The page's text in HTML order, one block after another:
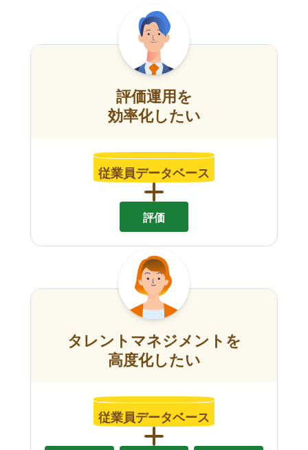
評価運用を
効率化したい
従業員データベース
評価
タレントマネジメントを
高度化したい
従業員データベース